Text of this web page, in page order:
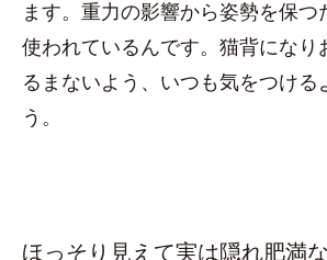
ます。重力の影響から姿勢を保つ
使われているんです。猫背になり
るまないよう、いつも気をつける
う。
ほっそり見えて実は隠れ肥満